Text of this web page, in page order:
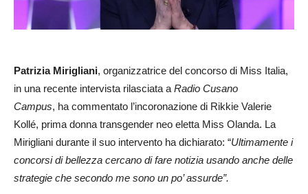
Patrizia Mirigliani, organizzatrice del concorso di Miss Italia,
in una recente intervista rilasciata a Radio Cusano
Campus, ha commentato l’incoronazione di Rikkie Valerie
Kollé, prima donna transgender neo eletta Miss Olanda. La
Mirigliani durante il suo intervento ha dichiarato: “Ultimamente i
concorsi di bellezza cercano di fare notizia usando anche delle
strategie che secondo me sono un po’ assurde”.